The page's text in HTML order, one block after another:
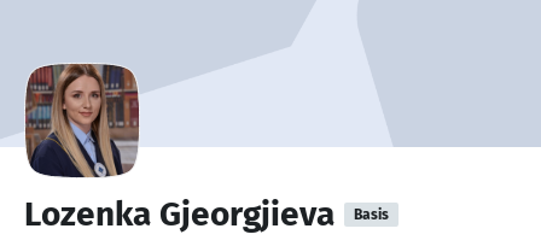
Lozenka Gjeorgjieva Basis